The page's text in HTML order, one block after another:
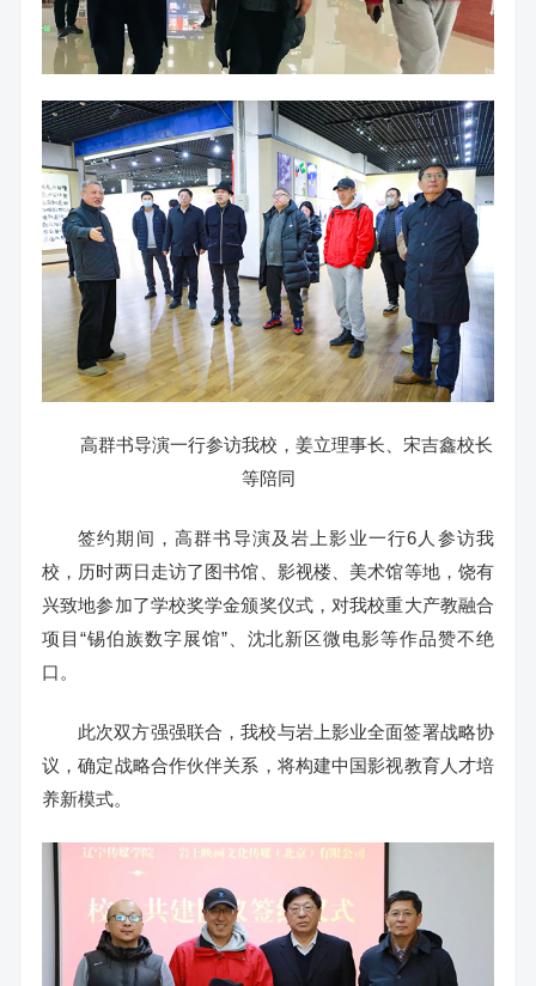
高群书导演一行参访我校，姜立理事长、宋吉鑫校长
等陪同
签约期间，高群书导演及岩上影业一行6人参访我
校，历时两日走访了图书馆、影视楼、美术馆等地，饶有
兴致地参加了学校奖学金颁奖仪式，对我校重大产教融合
项目“锡伯族数字展馆”、沈北新区微电影等作品赞不绝
口。
此次双方强强联合，我校与岩上影业全面签署战略协
议，确定战略合作伙伴关系，将构建中国影视教育人才培
养新模式。